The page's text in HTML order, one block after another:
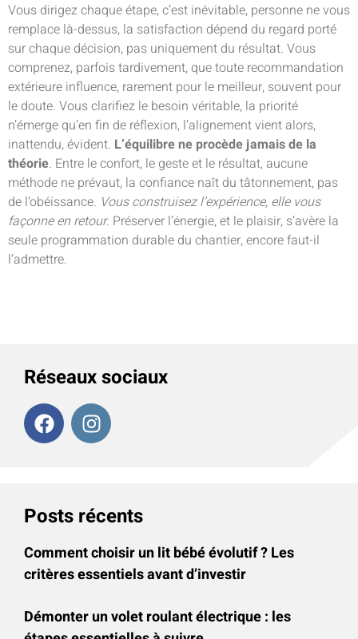
Vous dirigez chaque étape, c’est inévitable, personne ne vous
remplace là-dessus, la satisfaction dépend du regard porté
sur chaque décision, pas uniquement du résultat. Vous
comprenez, parfois tardivement, que toute recommandation
extérieure influence, rarement pour le meilleur, souvent pour
le doute. Vous clarifiez le besoin véritable, la priorité
n’émerge qu’en fin de réflexion, l’alignement vient alors,
inattendu, évident. L’équilibre ne procède jamais de la
théorie. Entre le confort, le geste et le résultat, aucune
méthode ne prévaut, la confiance naît du tâtonnement, pas
de l’obéissance. Vous construisez l’expérience, elle vous
façonne en retour. Préserver l’énergie, et le plaisir, s’avère la
seule programmation durable du chantier, encore faut-il
l’admettre.
Réseaux sociaux
Posts récents
Comment choisir un lit bébé évolutif ? Les
critères essentiels avant d’investir
Démonter un volet roulant électrique : les